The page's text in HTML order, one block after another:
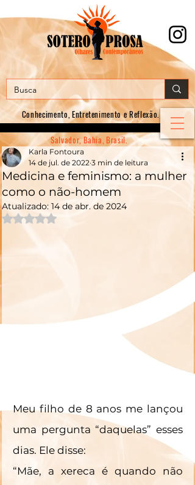
Conhecimento, Entretenimento e Reflexão.
Salvador, Bahia, Brasil.
Medicina e feminismo: a mulher
como o não-homem
Karla Fontoura
14 de jul. de 2022 3 min de leitura
Atualizado: 14 de abr. de 2024
Avaliado com NaN de 5 estrelas.
Meu filho de 8 anos me lançou
uma pergunta “daquelas” esses
dias. Ele disse:
“Mãe, a xereca é quando não